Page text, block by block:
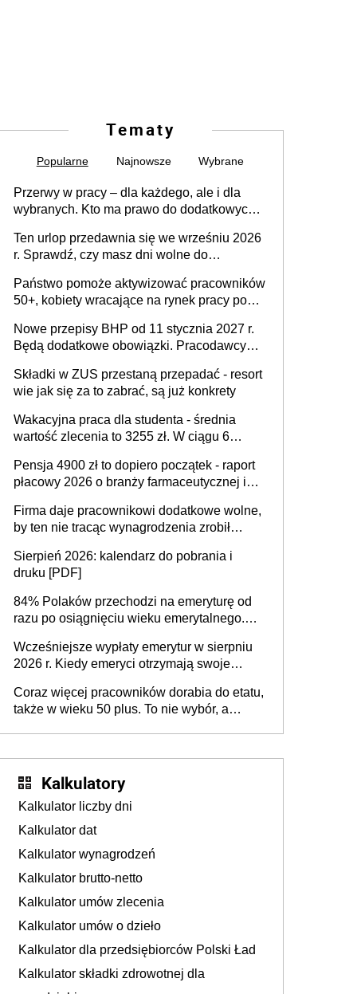
Tematy
Popularne Najnowsze Wybrane
Przerwy w pracy – dla każdego, ale i dla
wybranych. Kto ma prawo do dodatkowych
Ten urlop przedawnia się we wrześniu 2026
r. Sprawdź, czy masz dni wolne do
Państwo pomoże aktywizować pracowników
50+, kobiety wracające na rynek pracy po
osoby neuroatypowe. Powstanie Fundusz
na rzecz Inkluzywności w Zatrudnianiu?
Nowe przepisy BHP od 11 stycznia 2027 r.
Będą dodatkowe obowiązki. Pracodawcy
Składki w ZUS przestaną przepadać - resort
wie jak się za to zabrać, są już konkrety
Wakacyjna praca dla studenta - średnia
wartość zlecenia to 3255 zł. W ciągu 6
ponad 10,7 tys. zł
Pensja 4900 zł to dopiero początek - raport
płacowy 2026 o branży farmaceutycznej i
Firma daje pracownikowi dodatkowe wolne,
by ten nie tracąc wynagrodzenia zrobił
sprawdza
Sierpień 2026: kalendarz do pobrania i
druku [PDF]
84% Polaków przechodzi na emeryturę od
razu po osiągnięciu wieku emerytalnego.
dłużej, ale czy jest w stanie? Pracownicy
45+ to siła napędowa gospodarki
Wcześniejsze wypłaty emerytur w sierpniu
2026 r. Kiedy emeryci otrzymają swoje
Coraz więcej pracowników dorabia do etatu,
także w wieku 50 plus. To nie wybór, a
Kalkulatory
Kalkulator liczby dni
Kalkulator dat
Kalkulator wynagrodzeń
Kalkulator brutto-netto
Kalkulator umów zlecenia
Kalkulator umów o dzieło
Kalkulator dla przedsiębiorców Polski Ład
Kalkulator składki zdrowotnej dla